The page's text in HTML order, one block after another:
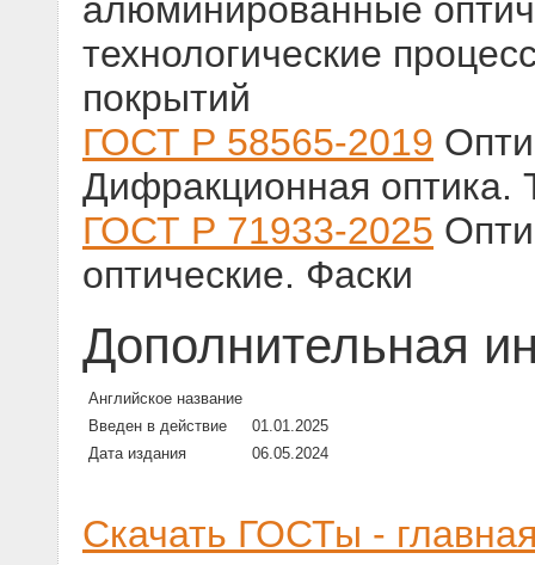
алюминированные
технологические
покрытий
ГОСТ Р 58565-2019
Дифракционная оптика.
ГОСТ Р 71933-2025
оптические. Фаски
Дополнительная
Английское название
Введен в действие
01.01.2025
Дата издания
06.05.2024
Скачать ГОСТы -